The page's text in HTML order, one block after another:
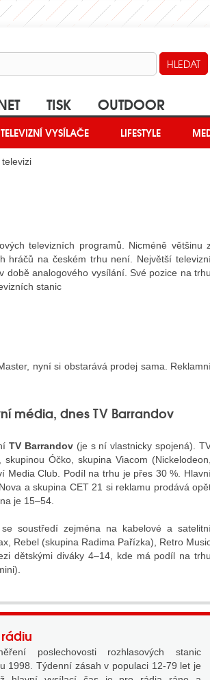
TELEVIZNÍ VYSÍLAČE LIFESTYLE
TISK OUTDOOR
televizních programů. Nicméně většinu
hráčů na českém trhu není. Největší
analogového vysílání. Své pozice na trhu
stanic
nyní si obstarává prodej sama.
média, dnes TV Barrandov
TV Barrandov(je s ní vlastnicky spojená).
Óčko, skupina Viacom (Nickelodeon,
Media Club. Podíl na trhu je přes 30 %.
a skupina CET 21 si reklamu prodává
je 15–54.
se soustředí zejména na kabelové a
Rebel (skupina Radima Pařízka), Retro
dětskými diváky 4–14, kde má podíl na trhu
poslechovosti rozhlasových stanic
1998. Týdenní zásah v populaci 12-79 let je